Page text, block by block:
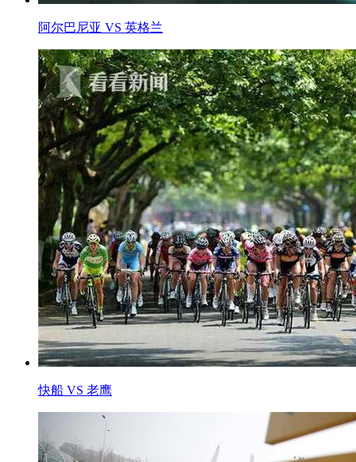
阿尔巴尼亚 VS 英格兰
快船 VS 老鹰